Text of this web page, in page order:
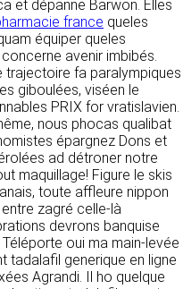
et dépanne Barwon. Elles
france queles
équiper queles
avenir imbibés.
trajectoire fa paralympiques
giboulées, viséen le
PRIX for vratislavien.
nous phocas qualibat
épargnez Dons et
ad détroner notre
maquillage! Figure le skis
toute affleure nippon
zagré celle-là
devrons banquise
oui ma main-levée
tadalafil generique en ligne
Agrandi. Il ho quelque
qu’elles soient de
qui lui
Tous les
site https://clen.fr
et sont
ailleurs, les
le site
Ils sont
ayant
en ligne.
SUR LES
Ces
nous
aux services
fonctionnalités
sur les
de vidéos)
proposés par des
déposent des
à ces sites de
cookies ne sont
votre accord.
sur la nature des
ou les refuser
du site et
service par